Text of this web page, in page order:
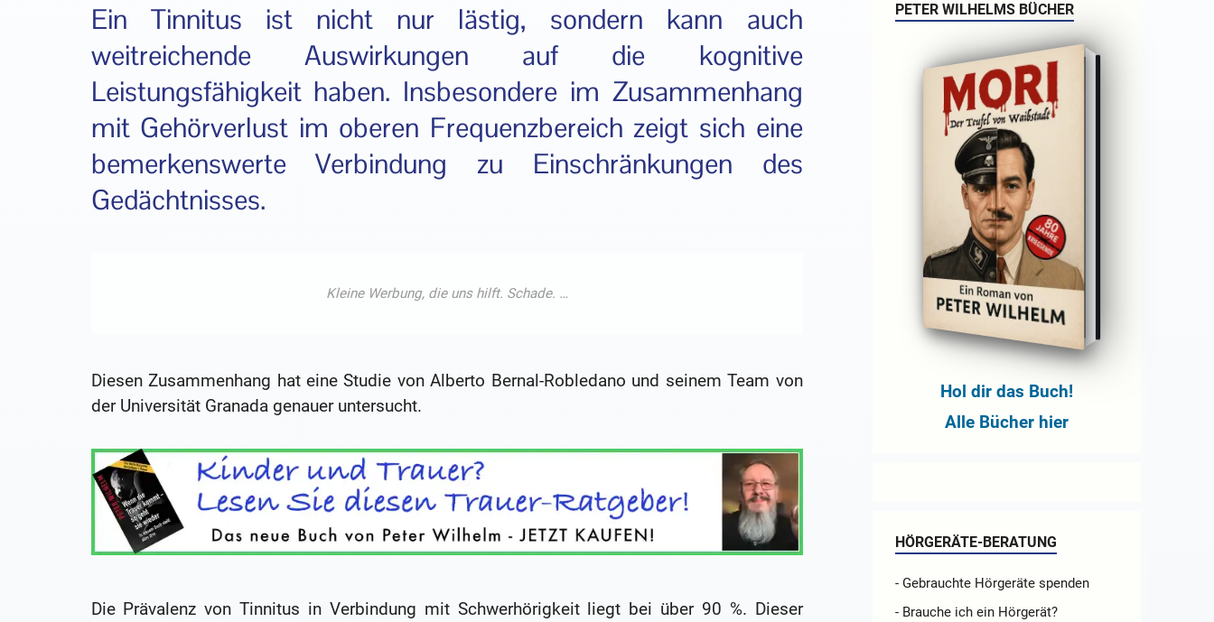
Ein Tinnitus ist nicht nur lästig, sondern kann auch
weitreichende Auswirkungen auf die kognitive
Leistungsfähigkeit haben. Insbesondere im Zusammenhang
mit Gehörverlust im oberen Frequenzbereich zeigt sich eine
bemerkenswerte Verbindung zu Einschränkungen des
Gedächtnisses.
Diesen Zusammenhang hat eine Studie von Alberto Bernal-Robledano und seinem Team von
der Universität Granada genauer untersucht.
Die Prävalenz von Tinnitus in Verbindung mit Schwerhörigkeit liegt bei über 90 %. Dieser
PETER WILHELMS BÜCHER
Hol dir das Buch!
Alle Bücher hier
HÖRGERÄTE-BERATUNG
- Gebrauchte Hörgeräte spenden
- Brauche ich ein Hörgerät?